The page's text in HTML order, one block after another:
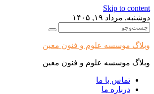
Skip to content
دوشنبه, مرداد ۱۹, ۱۴۰۵
وبلاگ موسسه علوم و فنون معین
وبلاگ موسسه علوم و فنون معین
تماس با ما
درباره ما